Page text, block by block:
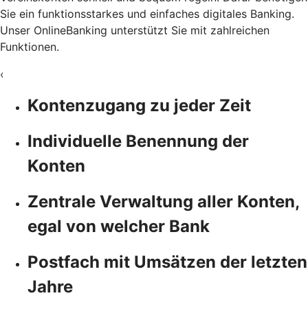
Sie ein funktionsstarkes und einfaches digitales Banking.
Unser OnlineBanking unterstützt Sie mit zahlreichen
Funktionen.
‹
Kontenzugang zu jeder Zeit
Individuelle Benennung der
Konten
Zentrale Verwaltung aller Konten,
egal von welcher Bank
Postfach mit Umsätzen der letzten
Jahre